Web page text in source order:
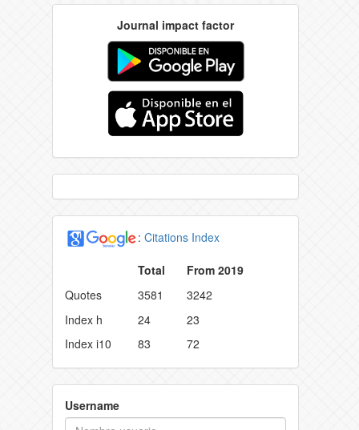
Journal impact factor
: Citations Index
Total
From 2019
Quotes
3581
3242
Index h
24
23
Index i10
83 72
Username